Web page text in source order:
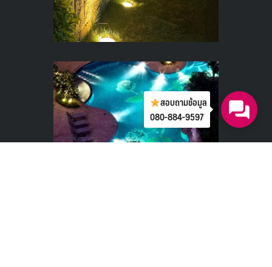
สอบถามข้อมูล
080-884-9597